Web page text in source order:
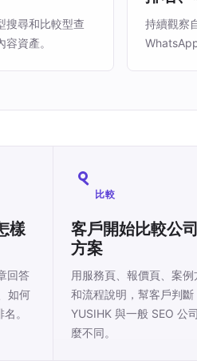
搜尋和比較型查
資產。
持續觀察
樣
回答
如何
。
比較
客戶開始比較公
方案
用服務頁、報價頁、案例
和流程說明，幫客戶判斷
YUSIHK 與一般 SEO 公
麼不同。